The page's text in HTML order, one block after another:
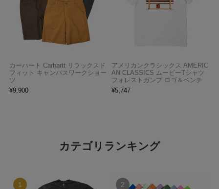
カーハート Carhartt リラックスド
フィット キャンバスワークショー
ツ
¥9,900
アメリカンクラシックス AMERIC
AN CLASSICS ムービーTシャツ
フォレストガンプ ロゴ＆ベンチ
¥5,747
カテゴリランキング